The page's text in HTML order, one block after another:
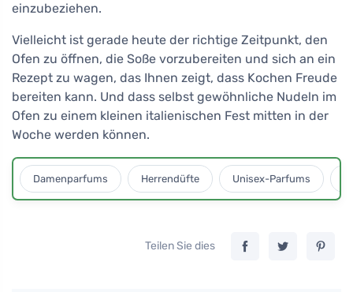
einzubeziehen.
Vielleicht ist gerade heute der richtige Zeitpunkt, den
Ofen zu öffnen, die Soße vorzubereiten und sich an ein
Rezept zu wagen, das Ihnen zeigt, dass Kochen Freude
bereiten kann. Und dass selbst gewöhnliche Nudeln im
Ofen zu einem kleinen italienischen Fest mitten in der
Woche werden können.
Damenparfums Herrendüfte Unisex-Parfums
Teilen Sie dies